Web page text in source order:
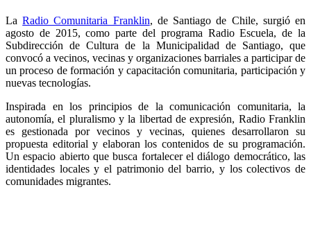
LaRadio Comunitaria Franklin, de Santiago de Chile, surgió en
agosto de 2015, como parte del programa Radio Escuela, de la
Subdirección de Cultura de la Municipalidad de Santiago, que
convocó a vecinos, vecinas y organizaciones barriales a participar de
un proceso de formación y capacitación comunitaria, participación y
nuevas tecnologías.
Inspirada en los principios de la comunicación comunitaria, la
autonomía, el pluralismo y la libertad de expresión, Radio Franklin
es gestionada por vecinos y vecinas, quienes desarrollaron su
propuesta editorial y elaboran los contenidos de su programación.
Un espacio abierto que busca fortalecer el diálogo democrático, las
identidades locales y el patrimonio del barrio, y los colectivos de
comunidades migrantes.